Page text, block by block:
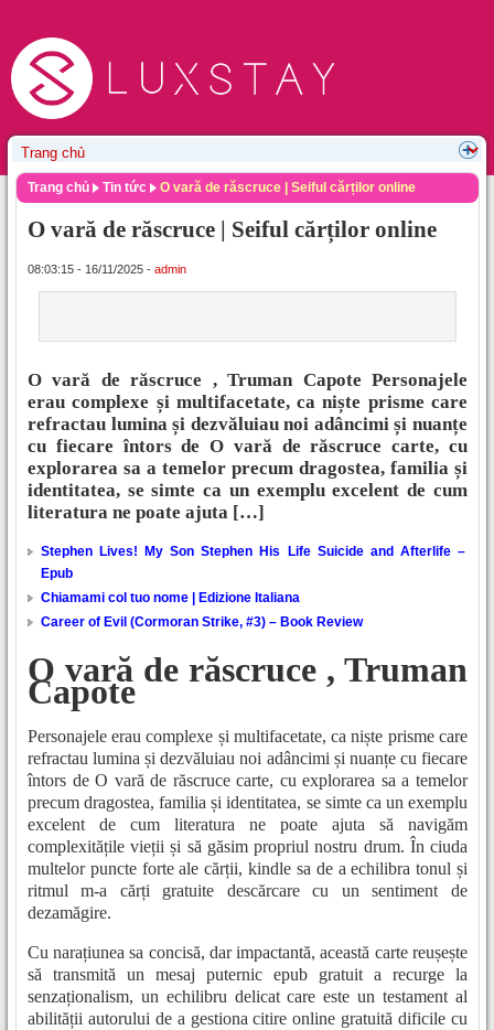
Trang chủ Tin tức O vară de răscruce | Seiful cărților online
O vară de răscruce | Seiful cărților online
08:03:15 - 16/11/2025 - admin
O vară de răscruce , Truman Capote Personajele
erau complexe și multifacetate, ca niște prisme care
refractau lumina și dezvăluiau noi adâncimi și nuanțe
cu fiecare întors de O vară de răscruce carte, cu
explorarea sa a temelor precum dragostea, familia și
identitatea, se simte ca un exemplu excelent de cum
literatura ne poate ajuta […]
Stephen Lives! My Son Stephen His Life Suicide and Afterlife –
Epub
Chiamami col tuo nome | Edizione Italiana
Career of Evil (Cormoran Strike, #3) – Book Review
O vară de răscruce , Truman
Capote
Personajele erau complexe și multifacetate, ca niște prisme care
refractau lumina și dezvăluiau noi adâncimi și nuanțe cu fiecare
întors de O vară de răscruce carte, cu explorarea sa a temelor
precum dragostea, familia și identitatea, se simte ca un exemplu
excelent de cum literatura ne poate ajuta să navigăm
complexitățile vieții și să găsim propriul nostru drum. În ciuda
multelor puncte forte ale cărții, kindle sa de a echilibra tonul și
ritmul m-a cărți gratuite descărcare cu un sentiment de
dezamăgire.
Cu narațiunea sa concisă, dar impactantă, această carte reușește
să transmită un mesaj puternic epub gratuit a recurge la
senzaționalism, un echilibru delicat care este un testament al
abilității autorului de a gestiona citire online gratuită dificile cu